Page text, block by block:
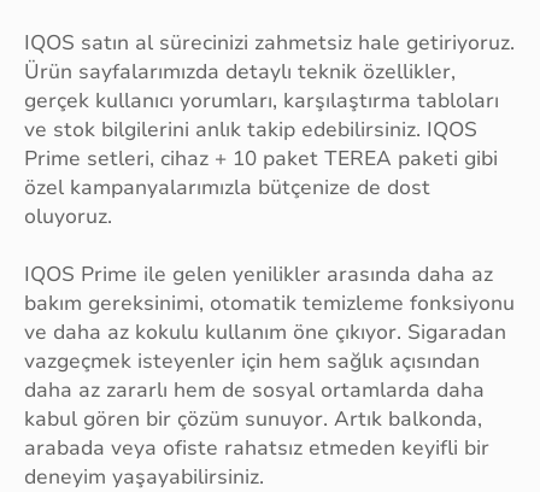
IQOS satın al sürecinizi zahmetsiz hale getiriyoruz.
Ürün sayfalarımızda detaylı teknik özellikler,
gerçek kullanıcı yorumları, karşılaştırma tabloları
ve stok bilgilerini anlık takip edebilirsiniz. IQOS
Prime setleri, cihaz + 10 paket TEREA paketi gibi
özel kampanyalarımızla bütçenize de dost
oluyoruz.
IQOS Prime ile gelen yenilikler arasında daha az
bakım gereksinimi, otomatik temizleme fonksiyonu
ve daha az kokulu kullanım öne çıkıyor. Sigaradan
vazgeçmek isteyenler için hem sağlık açısından
daha az zararlı hem de sosyal ortamlarda daha
kabul gören bir çözüm sunuyor. Artık balkonda,
arabada veya ofiste rahatsız etmeden keyifli bir
deneyim yaşayabilirsiniz.